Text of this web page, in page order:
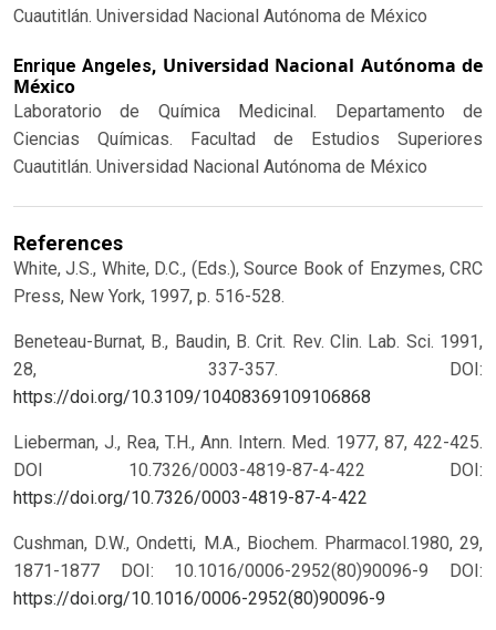
Cuautitlán. Universidad Nacional Autónoma de México
Enrique Angeles, Universidad Nacional Autónoma de
México
Laboratorio de Química Medicinal. Departamento de
Ciencias Químicas. Facultad de Estudios Superiores
Cuautitlán. Universidad Nacional Autónoma de México
References
White, J.S., White, D.C., (Eds.), Source Book of Enzymes, CRC
Press, New York, 1997, p. 516-528.
Beneteau-Burnat, B., Baudin, B. Crit. Rev. Clin. Lab. Sci. 1991,
28, 337-357.
DOI:
https://doi.org/10.3109/10408369109106868
Lieberman, J., Rea, T.H., Ann. Intern. Med. 1977, 87, 422-425.
DOI 10.7326/0003-4819-87-4-422
DOI:
https://doi.org/10.7326/0003-4819-87-4-422
Cushman, D.W., Ondetti, M.A., Biochem. Pharmacol.1980, 29,
1871-1877 DOI: 10.1016/0006-2952(80)90096-9
DOI:
https://doi.org/10.1016/0006-2952(80)90096-9